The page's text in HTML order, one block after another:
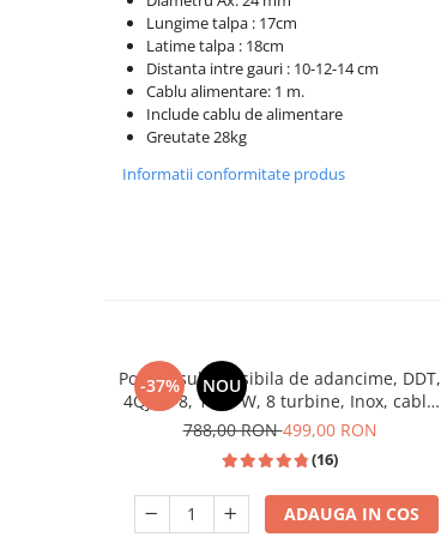
Masini de spalat vase incorporabile
Masini de spalat vase
independente
Motoburghiu/Foreza pamant
Pachete Incorporabile
Pirostrii & Arzatoare
Sobe pe gaz & electrice
Lungime talpa : 17cm
Latime talpa : 18cm
Distanta intre gauri : 10-12-14 cm
Cablu alimentare: 1 m.
Include cablu de alimentare
Greutate 28kg
Informatii conformitate produs
-37% NOU
Pompa submersibila de adancime, DDT,
4QJD2-8, 1500 W, 8 turbine, Inox, cablu
25m
788,00 RON499,00 RON
(16)
ADAUGA IN COS